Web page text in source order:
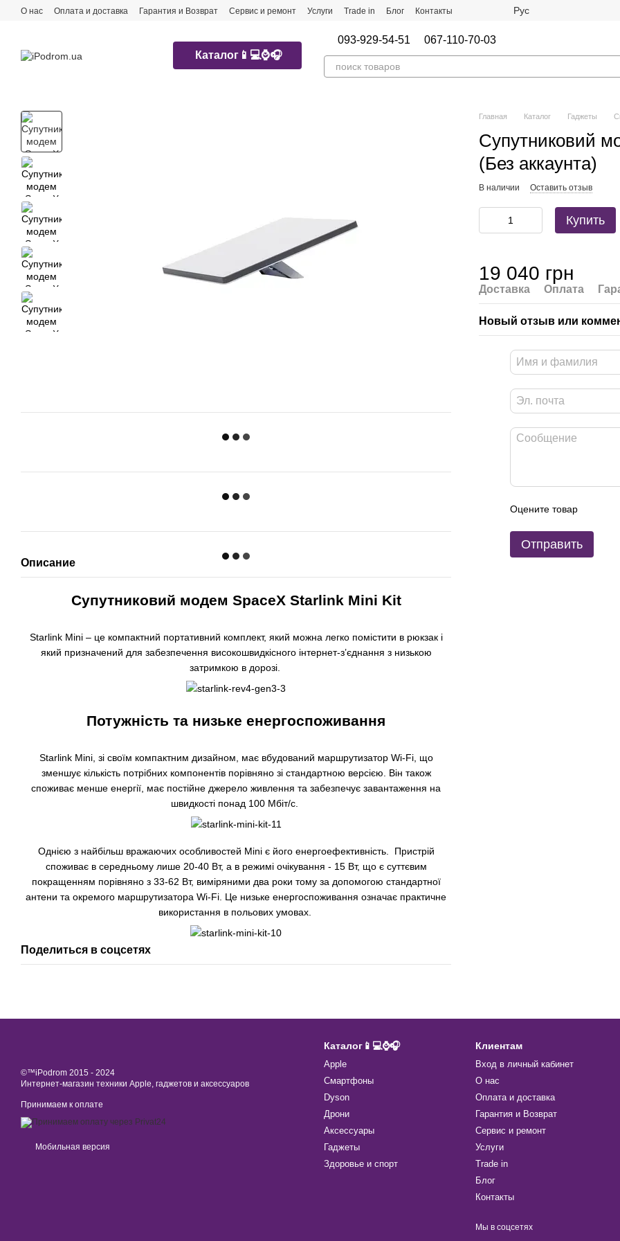
Перейти к основному контенту
О нас Оплата и доставка Гарантия и Возврат Сервис и ремонт Услуги Trade in Блог Контакты Рус
Каталог📱💻⌚️🎧
093-929-54-51 067-110-70-03
Описание
Супутниковий модем SpaceX Starlink Mini Kit
Starlink Mini – це компактний портативний комплект, який можна легко помістити в рюкзак і
який призначений для забезпечення високошвидкісного інтернет-з’єднання з низькою
затримкою в дорозі.
Потужність та низьке енергоспоживання
Starlink Mini, зі своїм компактним дизайном, має вбудований маршрутизатор Wi-Fi, що
зменшує кількість потрібних компонентів порівняно зі стандартною версією. Він також
споживає менше енергії, має постійне джерело живлення та забезпечує завантаження на
швидкості понад 100 Мбіт/с.
Однією з найбільш вражаючих особливостей Mini є його енергоефективність. Пристрій
споживає в середньому лише 20-40 Вт, а в режимі очікування - 15 Вт, що є суттєвим
покращенням порівняно з 33-62 Вт, виміряними два роки тому за допомогою стандартної
антени та окремого маршрутизатора Wi-Fi. Це низьке енергоспоживання означає практичне
використання в польових умовах.
Поделиться в соцсетях
Главная Каталог Гаджеты
Супутниковий
(Без аккаунта)
В наличии Оставить отзыв
Купить
19 040 грн
Доставка Оплата
Новый отзыв или
Оцените товар
Отправить
©™iPodrom 2015 - 2024
Интернет-магазин техники Apple, гаджетов и аксессуаров
Принимаем к оплате
Мобильная версия
Каталог📱💻⌚️🎧
Apple
Смартфоны
Dyson
Дрони
Аксессуары
Гаджеты
Здоровье и спорт
Клиентам
Вход в личный кабинет
О нас
Оплата и доставка
Гарантия и Возврат
Сервис и ремонт
Услуги
Trade in
Блог
Контакты
Мы в соцсетях